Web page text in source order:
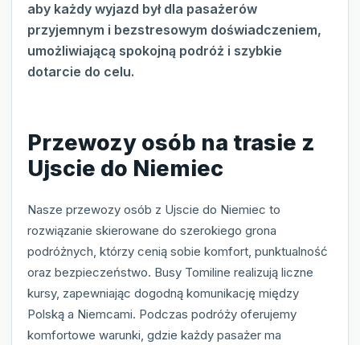
aby każdy wyjazd był dla pasażerów
przyjemnym i bezstresowym doświadczeniem,
umożliwiającą spokojną podróż i szybkie
dotarcie do celu.
Przewozy osób na trasie z
Ujscie do Niemiec
Nasze przewozy osób z Ujscie do Niemiec to
rozwiązanie skierowane do szerokiego grona
podróżnych, którzy cenią sobie komfort, punktualność
oraz bezpieczeństwo. Busy Tomiline realizują liczne
kursy, zapewniając dogodną komunikację między
Polską a Niemcami. Podczas podróży oferujemy
komfortowe warunki, gdzie każdy pasażer ma